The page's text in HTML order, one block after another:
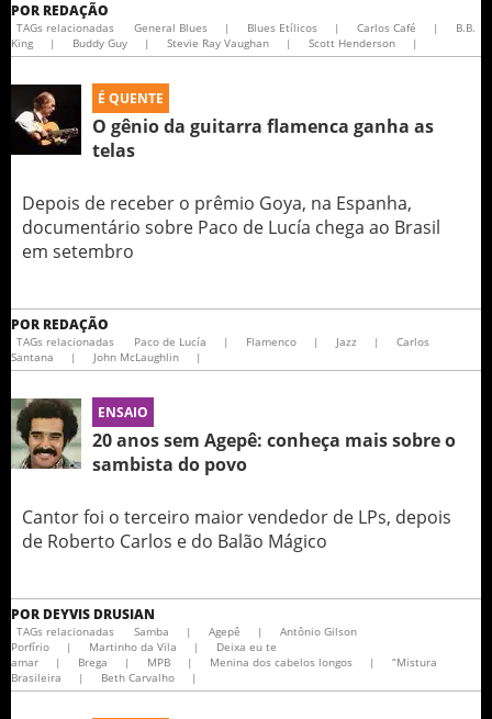
POR REDAÇÃO
TAGs relacionadas General Blues | Blues Etílicos | Carlos Café |
B.B.
King
| Buddy Guy | Stevie Ray Vaughan | Scott Henderson |
É QUENTE
O gênio da guitarra flamenca ganha as
telas
Depois de receber o prêmio Goya, na Espanha,
documentário sobre Paco de Lucía chega ao Brasil
em setembro
POR REDAÇÃO
TAGs relacionadas Paco de Lucía | Flamenco | Jazz |
Carlos
Santana
| John McLaughlin |
ENSAIO
20 anos sem Agepê: conheça mais sobre o
sambista do povo
Cantor foi o terceiro maior vendedor de LPs, depois
de Roberto Carlos e do Balão Mágico
POR DEYVIS DRUSIAN
TAGs relacionadas Samba | Agepê |
Antônio Gilson
Porfírio
| Martinho da Vila |
Deixa eu te
amar
| Brega | MPB | Menina dos cabelos longos |
“Mistura
Brasileira
| Beth Carvalho |